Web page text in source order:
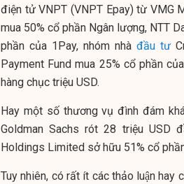
điện tử VNPT (VNPT Epay) từ VMG
mua 50% cổ phần Ngân lượng, NTT
phần của 1Pay, nhóm nhà đầu tư
Payment Fund mua 25% cổ phần
hàng chục triệu USD.
Hay một số thương vụ đình đám
Goldman Sachs rót 28 triệu USD
Holdings Limited sở hữu 51% cổ
Tuy nhiên, có rất ít các thảo luận hay